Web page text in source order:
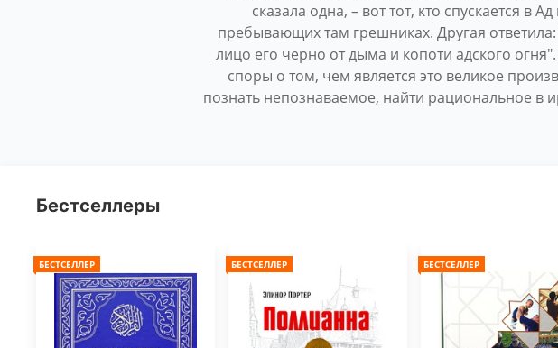
сказала одна, – вот тот, кто спускается в
пребывающих там грешниках. Другая
лицо его черно от дыма и копоти адского
споры о том, чем является это великое
познать непознаваемое, найти рациональное в
Бестселлеры
БЕСТСЕЛЛЕР БЕСТСЕЛЛЕР БЕСТСЕЛЛЕР